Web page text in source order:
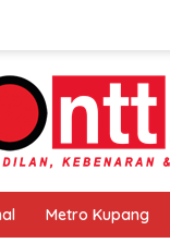
Metro Kupang